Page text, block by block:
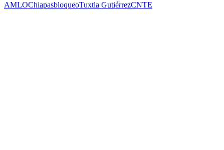
AMLOChiapasbloqueoTuxtla GutiérrezCNTE